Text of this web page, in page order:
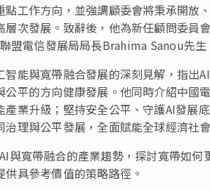
工作方向，並強調顧委會將秉承開放
層次發展。致辭後，他為新任顧問委
盟電信發展局局長Brahima Sanou先生
能與寬帶融合發展的深刻見解，指出
平的方向健康發展。他同時介紹中國
業升級；堅持安全公平、守護AI發展
理與公平發展，全面賦能全球經濟社
與寬帶融合的產業趨勢，探討寬帶如
具參考價值的策略路徑。